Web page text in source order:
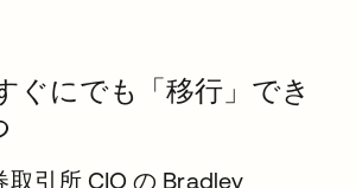
ぐにでも「移行」でき
引所 CIO の Bradley